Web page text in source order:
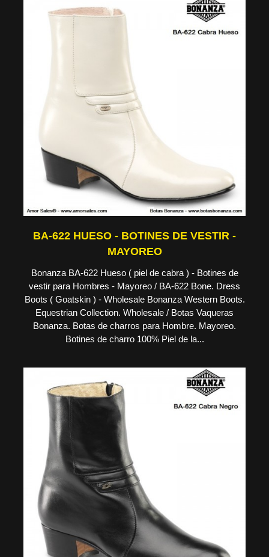
BA-622 HUESO - BOTINES DE VESTIR -
MAYOREO
Bonanza BA-622 Hueso ( piel de cabra ) - Botines de
vestir para Hombres - Mayoreo / BA-622 Bone. Dress
Boots ( Goatskin ) - Wholesale Bonanza Western Boots.
Equestrian Collection. Wholesale / Botas Vaqueras
Bonanza. Botas de charros para Hombre. Mayoreo.
Botines de charro 100% Piel de la...